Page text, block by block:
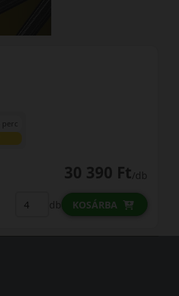
7 perc
30 390 Ft/db
db KOSÁRBA